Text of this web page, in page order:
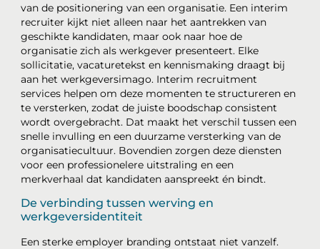
van de positionering van een organisatie. Een interim
recruiter kijkt niet alleen naar het aantrekken van
geschikte kandidaten, maar ook naar hoe de
organisatie zich als werkgever presenteert. Elke
sollicitatie, vacaturetekst en kennismaking draagt bij
aan het werkgeversimago. Interim recruitment
services helpen om deze momenten te structureren en
te versterken, zodat de juiste boodschap consistent
wordt overgebracht. Dat maakt het verschil tussen een
snelle invulling en een duurzame versterking van de
organisatiecultuur. Bovendien zorgen deze diensten
voor een professionelere uitstraling en een
merkverhaal dat kandidaten aanspreekt én bindt.
De verbinding tussen werving en
werkgeversidentiteit
Een sterke employer branding ontstaat niet vanzelf.